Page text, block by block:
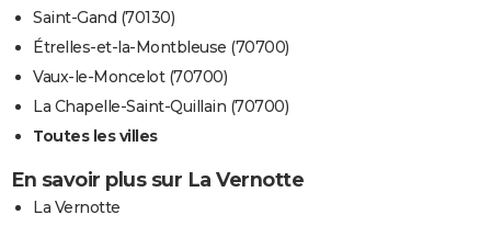
Saint-Gand (70130)
Étrelles-et-la-Montbleuse (70700)
Vaux-le-Moncelot (70700)
La Chapelle-Saint-Quillain (70700)
Toutes les villes
En savoir plus sur La Vernotte
La Vernotte